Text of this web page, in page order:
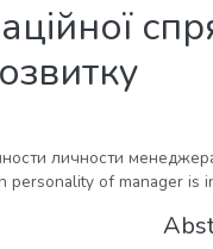
личности
personality of manager